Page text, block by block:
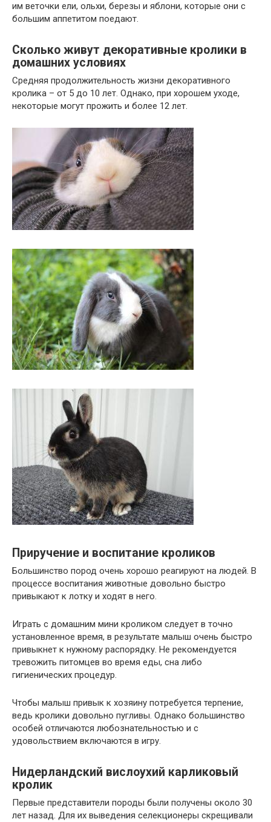
им веточки ели, ольхи, березы и яблони, которые они с
большим аппетитом поедают.
Сколько живут декоративные кролики в
домашних условиях
Средняя продолжительность жизни декоративного
кролика – от 5 до 10 лет. Однако, при хорошем уходе,
некоторые могут прожить и более 12 лет.
Приручение и воспитание кроликов
Большинство пород очень хорошо реагируют на людей. В
процессе воспитания животные довольно быстро
привыкают к лотку и ходят в него.
Играть с домашним мини кроликом следует в точно
установленное время, в результате малыш очень быстро
привыкнет к нужному распорядку. Не рекомендуется
тревожить питомцев во время еды, сна либо
гигиенических процедур.
Чтобы малыш привык к хозяину потребуется терпение,
ведь кролики довольно пугливы. Однако большинство
особей отличаются любознательностью и с
удовольствием включаются в игру.
Нидерландский вислоухий карликовый
кролик
Первые представители породы были получены около 30
лет назад. Для их выведения селекционеры скрещивали